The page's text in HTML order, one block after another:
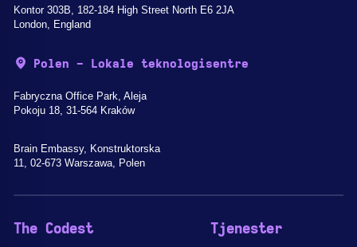
Kontor 303B, 182-184 High Street North E6 2JA
London, England
Polen - Lokale teknologisentre
Fabryczna Office Park, Aleja
Pokoju 18, 31-564 Kraków
Brain Embassy, Konstruktorska
11, 02-673 Warszawa, Polen
The Codest Tjenester